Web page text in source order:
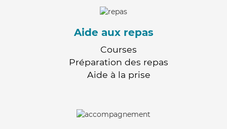
Aide aux repas
Courses
Préparation des repas
Aide à la prise